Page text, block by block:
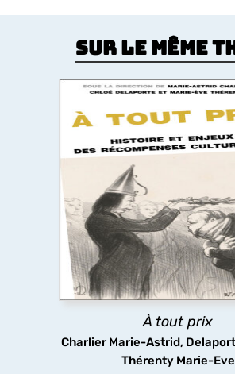
Sur le même
À tout prix
Charlier Marie-Astrid,
Thérenty Marie-Eve
À tout prix
Premier livre à étudier les prix
artistiques et médiatiques de
francophone dans leur
théâtre, cinéma, télévision,
art contemporain, bande dessinée,
XIX siècle à nos
découvrir